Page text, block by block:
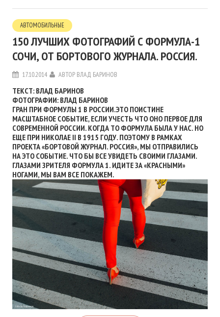
АВТОМОБИЛЬНЫЕ
150 ЛУЧШИХ ФОТОГРАФИЙ С ФОРМУЛА-1
СОЧИ, ОТ БОРТОВОГО ЖУРНАЛА. РОССИЯ.
17.10.2014 АВТОР ВЛАД БАРИНОВ
ТЕКСТ: ВЛАД БАРИНОВ
ФОТОГРАФИИ: ВЛАД БАРИНОВ
ГРАН ПРИ ФОРМУЛЫ 1 В РОССИИ.ЭТО ПОИСТИНЕ
МАСШТАБНОЕ СОБЫТИЕ, ЕСЛИ УЧЕСТЬ ЧТО ОНО ПЕРВОЕ ДЛЯ
СОВРЕМЕННОЙ РОССИИ. КОГДА ТО ФОРМУЛА БЫЛА У НАС. НО
ЕЩЕ ПРИ НИКОЛАЕ II В 1915 ГОДУ. ПОЭТОМУ В РАМКАХ
ПРОЕКТА «БОРТОВОЙ ЖУРНАЛ. РОССИЯ», МЫ ОТПРАВИЛИСЬ
НА ЭТО СОБЫТИЕ. ЧТО БЫ ВСЕ УВИДЕТЬ СВОИМИ ГЛАЗАМИ.
ГЛАЗАМИ ЗРИТЕЛЯ ФОРМУЛА 1. ИДИТЕ ЗА «КРАСНЫМИ»
НОГАМИ, МЫ ВАМ ВСЕ ПОКАЖЕМ.